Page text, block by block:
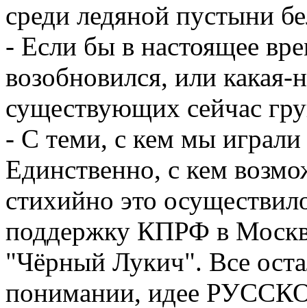
среди ледяной пустыни
- Если бы в настоящее
возобновился, или какая-
существующих сейчас
- С теми, с кем мы
Единственно, с кем
стихийно это
поддержку КПРФ в
"Чёрный Лукич". Все
понимании, идее